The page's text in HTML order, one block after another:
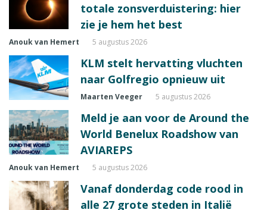
totale zonsverduistering: hier
zie je hem het best
Anouk van Hemert 5 augustus 2026
KLM stelt hervatting vluchten
naar Golfregio opnieuw uit
Maarten Veeger 5 augustus 2026
Meld je aan voor de Around the
World Benelux Roadshow van
AVIAREPS
Anouk van Hemert 5 augustus 2026
Vanaf donderdag code rood in
alle 27 grote steden in Italië